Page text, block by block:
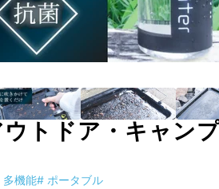
トドア・キャン
多機能# ポータブル